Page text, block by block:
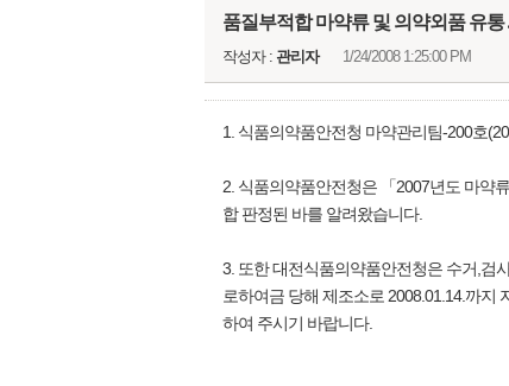
품질부적합 마약류 및 의약외품 유
작성자 : 관리자 1/24/2008 1:25:00 PM
1. 식품의약품안전청 마약관리팀-200호
2. 식품의약품안전청은 「2007년도 마약
합 판정된 바를 알려왔습니다.
3. 또한 대전식품의약품안전청은 수거,검
로하여금 당해 제조소로 2008.01.14.까지
하여 주시기 바랍니다.